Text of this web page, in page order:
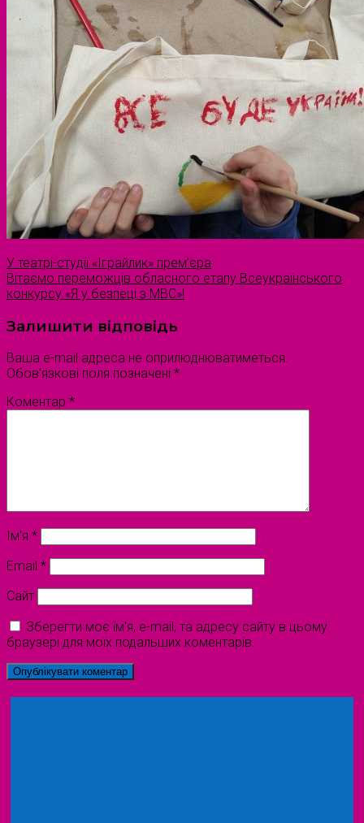
У театрі-студії «Іграйлик» прем’єра
Вітаємо переможців обласного етапу Всеукраїнського
конкурсу «Я у безпеці з МВС»!
Залишити відповідь
Ваша e-mail адреса не оприлюднюватиметься.
Обов’язкові поля позначені *
Коментар *
Ім'я *
Email *
Сайт
Зберегти моє ім'я, e-mail, та адресу сайту в цьому
браузері для моїх подальших коментарів.